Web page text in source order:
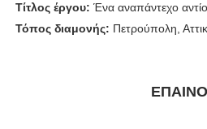
Τίτλος έργου: Ένα αναπάντεχο αντίο
Τόπος διαμονής: Πετρούπολη,